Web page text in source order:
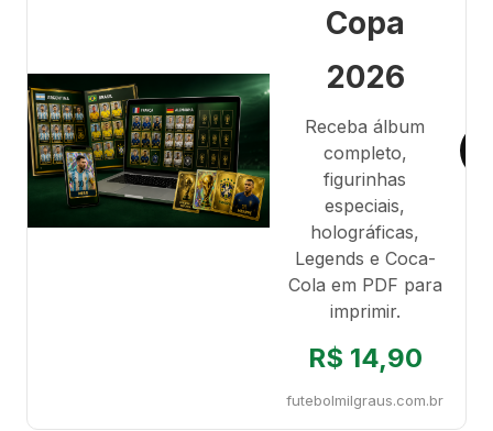
Copa
2026
Receba álbum
completo,
figurinhas
especiais,
holográficas,
Legends e Coca-
Cola em PDF para
imprimir.
R$ 14,90
futebolmilgraus.com.br